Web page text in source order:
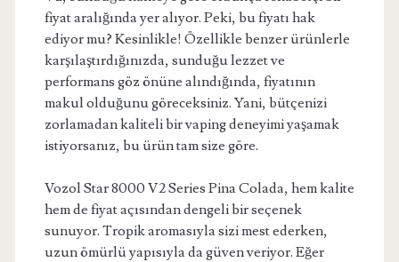
fiyat aralığında yer alıyor. Peki, bu fiyatı hak
ediyor mu? Kesinlikle! Özellikle benzer ürünlerle
karşılaştırdığınızda, sunduğu lezzet ve
performans göz önüne alındığında, fiyatının
makul olduğunu göreceksiniz. Yani, bütçenizi
zorlamadan kaliteli bir vaping deneyimi yaşamak
istiyorsanız, bu ürün tam size göre.
Vozol Star 8000 V2 Series Pina Colada, hem kalite
hem de fiyat açısından dengeli bir seçenek
sunuyor. Tropik aromasıyla sizi mest ederken,
uzun ömürlü yapısıyla da güven veriyor. Eğer